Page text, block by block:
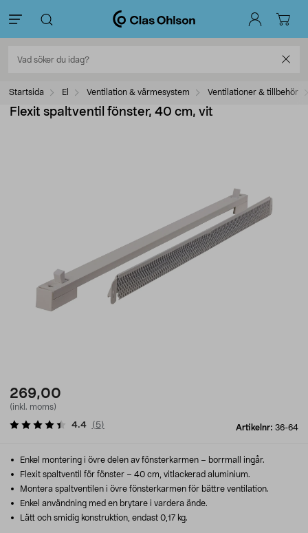
Startsida El Ventilation & värmesystem Ventilationer & tillbehör
Flexit spaltventil fönster, 40 cm, vit
269,00
(inkl. moms)
Artikelnr: 36-64
4.4 ( 5)
Enkel montering i övre delen av fönsterkarmen – borrmall ingår.
Flexit spaltventil för fönster – 40 cm, vitlackerad aluminium.
Montera spaltventilen i övre fönsterkarmen för bättre ventilation.
Enkel användning med en brytare i vardera ände.
Lätt och smidig konstruktion, endast 0,17 kg.